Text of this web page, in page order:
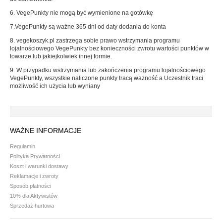
Batony
Czekolada
Desery i jogurty
Yerba Mate
Kawa mielona i ziarnista
Kawa zbożowa
Herbata
Kakao
PRODUKTY SYPKIE I MAKARONY
6. VegePunkty nie mogą być wymienione na gotówkę
7.VegePunkty są ważne 365 dni od daty dodania do konta
8. vegekoszyk.pl zastrzega sobie prawo wstrzymania programu
lojalnościowego VegePunkty bez konieczności zwrotu wartości punktów w
towarze lub jakiejkolwiek innej formie.
9. W przypadku wstrzymania lub zakończenia programu lojalnościowego
VegePunkty, wszystkie naliczone punkty tracą ważność a Uczestnik traci
możliwość ich użycia lub wyniany
WAŻNE INFORMACJE
Regulamin
Polityka Prywatności
Koszt i warunki dostawy
Reklamacje i zwroty
Sposób płatności
10% dla Aktywistów
Sprzedaż hurtowa